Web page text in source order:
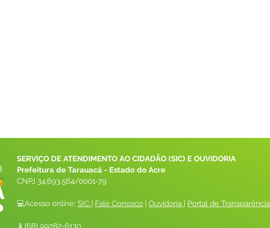
SERVIÇO DE ATENDIMENTO AO CIDADÃO (SIC) E OUVIDORIA
Prefeitura de Tarauacá - Estado do Acre
CNPJ 34.693.564/0001-79
💻Acesso online: SIC | Fale Conosco | Ouvidoria | Portal de Transparência
📱(68) 99282-6130